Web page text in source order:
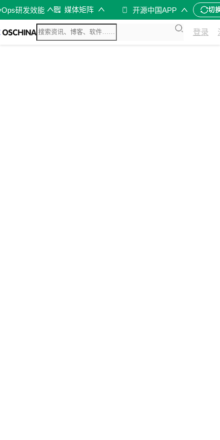
研发效能 媒体矩阵 开源中国APP 切
登录